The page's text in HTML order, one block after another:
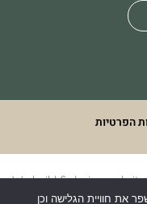
הפרטיות
We build & design
את חוויית הגלישה וכן